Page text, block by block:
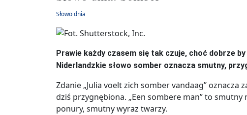
Słowo dnia
Prawie każdy czasem się tak czuje, choć dobrze
Niderlandzkie słowo somber oznacza smutny,
Zdanie „Julia voelt zich somber vandaag” oznacza
dziś przygnębiona. „Een sombere man” to smutny
ponury, smutny wyraz twarzy.